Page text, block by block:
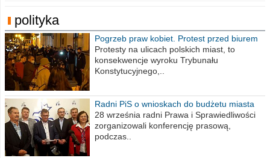
polityka
Pogrzeb praw kobiet. Protest przed biurem
poselskim PiS
Protesty na ulicach polskich miast, to
konsekwencje wyroku Trybunału
Konstytucyjnego,..
Radni PiS o wnioskach do budżetu miasta
na 2021 rok
28 września radni Prawa i Sprawiedliwości
zorganizowali konferencję prasową,
podczas..